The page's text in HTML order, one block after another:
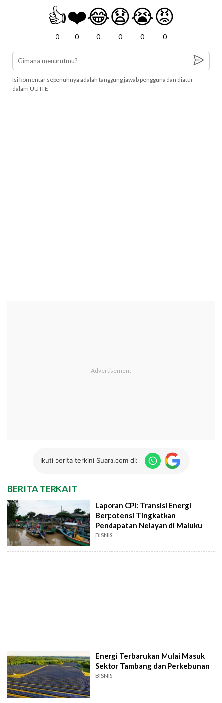
👍
0
❤️
0
😂
0
😧
0
😭
0
😡
0
Isi komentar sepenuhnya adalah tanggung jawab pengguna dan diatur
dalam UU ITE
Ikuti berita terkini Suara.com di:
BERITA TERKAIT
Laporan CPI: Transisi Energi
Berpotensi Tingkatkan
Pendapatan Nelayan di Maluku
BISNIS
Energi Terbarukan Mulai Masuk
Sektor Tambang dan Perkebunan
BISNIS